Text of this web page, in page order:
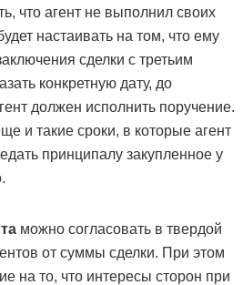
что агент не выполнил своих
настаивать на том, что ему
сделки с третьим
конкретную дату, до
должен исполнить поручение.
и такие сроки, в которые агент
принципалу закупленное у
можно согласовать в твердой
от суммы сделки. При этом
на то, что интересы сторон при